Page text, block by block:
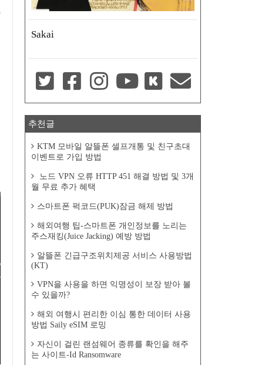
Sakai
추천글
KTM 모바일 알뜰폰 셀프개통 및 친구초대
이벤트로 가입 방법
노드 VPN 오류 HTTP 451 해결 방법 및 3개
월 무료 추가 혜택
스마트폰 퍽코드(PUK)잠금 해제 방법
해외여행 팁-스마트폰 개인정보를 노리는
주스재킹(Juice Jacking) 예방 방법
알뜰폰 긴급구조위치제공 서비스 사용방법
(KT)
VPN을 사용을 하면 익명성이 보장 받아 볼
수 있을까?
해외 여행시 편리한 이심 통한 데이터 사용
방법 Saily eSIM 로밍
자신이 걸린 랜섬웨어 종류를 확인을 해주
는 사이트-Id Ransomware